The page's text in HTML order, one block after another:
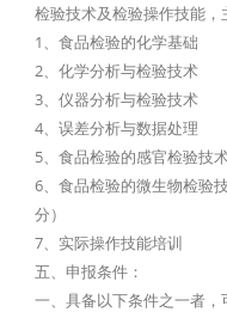
检验技术及检验操作技能，
1、食品检验的化学基础
2、化学分析与检验技术
3、仪器分析与检验技术
4、误差分析与数据处理
5、食品检验的感官检验技
6、食品检验的微生物检验
分）
7、实际操作技能培训
五、申报条件：
一、具备以下条件之一者